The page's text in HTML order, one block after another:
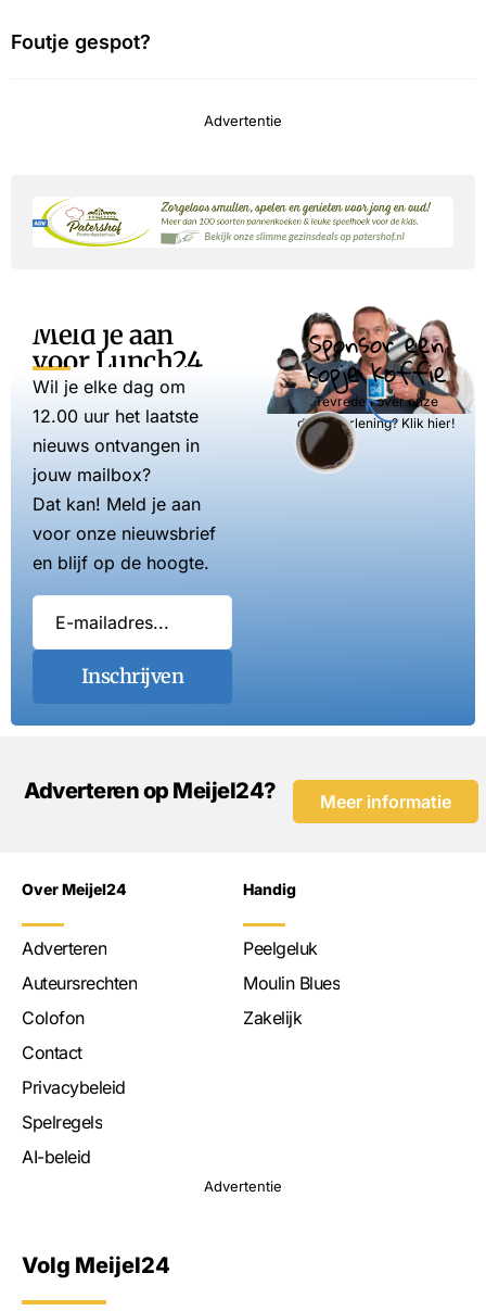
Foutje gespot?
Advertentie
Meld je aan
voor Lunch24
Wil je elke dag om
12.00 uur het laatste
nieuws ontvangen in
jouw mailbox?
Dat kan! Meld je aan
voor onze nieuwsbrief
en blijf op de hoogte.
Inschrijven
Sponsor een
kopje koffie
Tevreden over onze
dienstverlening? Klik hier!
Adverteren op Meijel24? Meer informatie
Over Meijel24
Adverteren
Auteursrechten
Colofon
Contact
Privacybeleid
Spelregels
AI-beleid
Handig
Peelgeluk
Moulin Blues
Zakelijk
Advertentie
Volg Meijel24